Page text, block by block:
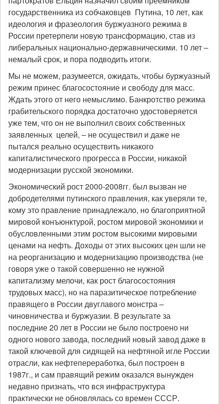
государственника из собчаковцев Путина, 10 лет, как
идеология и фразеология буржуазного режима в
России претерпели новую трансформацию, став из
либеральных национально-державническими. 10 лет –
немалый срок, и пора подводить итоги.
Мы не можем, разумеется, ожидать, чтобы буржуазный
режим принес благосостояние и свободу для масс.
Ждать этого от него немыслимо. Банкротство режима
грабительского порядка достаточно удостоверяется
уже тем, что он не выполнил своих собственных
заявленных целей, – не осуществил и даже не
пытался реально осуществить никакого
капиталистического прогресса в России, никакой
модернизации русской экономики.
Экономический рост 2000-2008гг. был вызван не
добродетелями путинского правления, как уверяли те,
кому это правление принадлежало, но благоприятной
мировой конъюнктурой, ростом мировой экономики и
обусловленными этим ростом высокими мировыми
ценами на нефть. Доходы от этих высоких цен шли не
на реорганизацию и модернизацию производства (не
говоря уже о такой совершенно не нужной
капитализму мелочи, как рост благосостояния
трудовых масс), но на паразитическое потребление
правящего в России двуглавого монстра –
чиновничества и буржуазии. В результате за
последние 20 лет в России не было построено ни
одного нового завода, последний новый завод даже в
такой ключевой для сидящей на нефтяной игле России
отрасли, как нефтепереработка, был построен в
1987г., и сам правящий режим оказался вынужден
недавно признать, что вся инфраструктура
практически не обновлялась со времен СССР.